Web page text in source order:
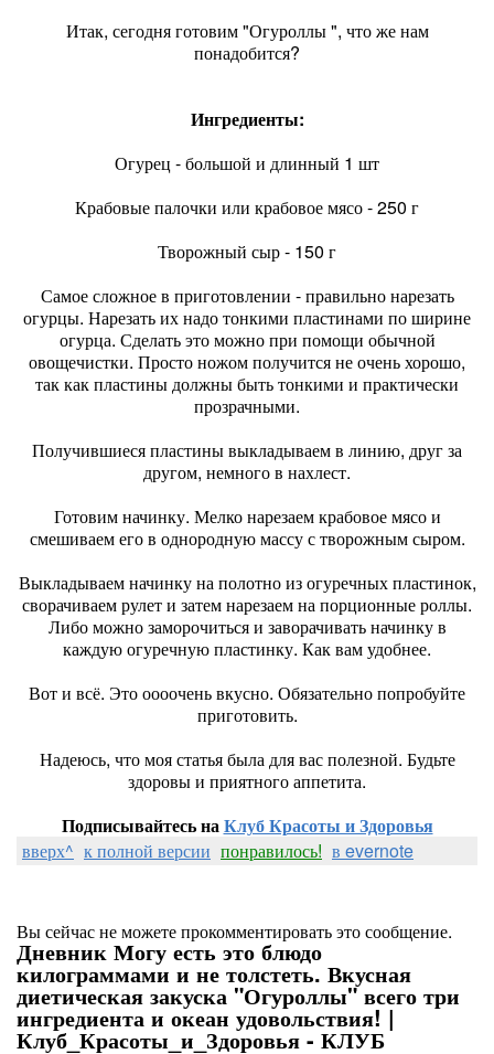
Итак, сегодня готовим "Огуроллы ", что же нам
понадобится?
Ингредиенты:
Огурец - большой и длинный 1 шт
Крабовые палочки или крабовое мясо - 250 г
Творожный сыр - 150 г
Самое сложное в приготовлении - правильно нарезать
огурцы. Нарезать их надо тонкими пластинами по ширине
огурца. Сделать это можно при помощи обычной
овощечистки. Просто ножом получится не очень хорошо,
так как пластины должны быть тонкими и практически
прозрачными.
Получившиеся пластины выкладываем в линию, друг за
другом, немного в нахлест.
Готовим начинку. Мелко нарезаем крабовое мясо и
смешиваем его в однородную массу с творожным сыром.
Выкладываем начинку на полотно из огуречных пластинок,
сворачиваем рулет и затем нарезаем на порционные роллы.
Либо можно заморочиться и заворачивать начинку в
каждую огуречную пластинку. Как вам удобнее.
Вот и всё. Это оооочень вкусно. Обязательно попробуйте
приготовить.
Надеюсь, что моя статья была для вас полезной. Будьте
здоровы и приятного аппетита.
Подписывайтесь наКлуб Красоты и Здоровья
вверх^ к полной версии понравилось! в evernote
Вы сейчас не можете прокомментировать это сообщение.
Дневник Могу есть это блюдо
килограммами и не толстеть. Вкусная
диетическая закуска "Огуроллы" всего три
ингредиента и океан удовольствия! |
Клуб_Красоты_и_Здоровья - КЛУБ